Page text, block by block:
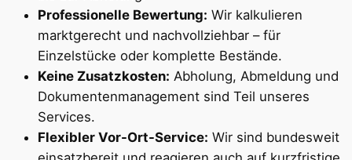
Professionelle Bewertung: Wir kalkulieren
marktgerecht und nachvollziehbar – für
Einzelstücke oder komplette Bestände.
Keine Zusatzkosten: Abholung, Abmeldung und
Dokumentenmanagement sind Teil unseres
Services.
Flexibler Vor-Ort-Service: Wir sind bundesweit